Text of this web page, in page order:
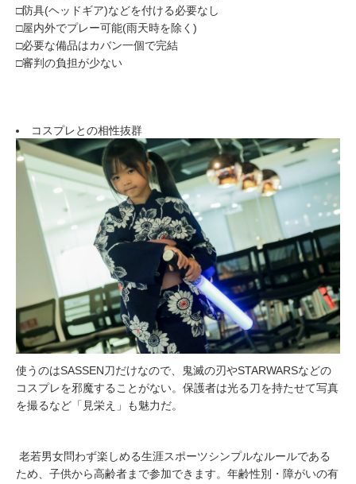
□防具(ヘッドギア)などを付ける必要なし
□屋内外でプレー可能(雨天時を除く)
□必要な備品はカバン一個で完結
□審判の負担が少ない
コスプレとの相性抜群
使うのはSASSEN刀だけなので、⻤滅の刃やSTARWARSなどの
コスプレを邪魔することがない。保護者は光る刀を持たせて写真
を撮るなど「見栄え」も魅力だ。
老若男女問わず楽しめる生涯スポーツシンプルなルールである
ため、子供から高齢者まで参加できます。年齢性別・障がいの有